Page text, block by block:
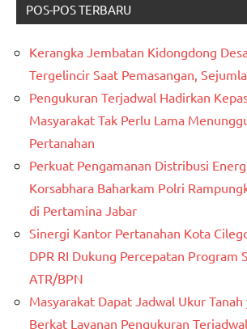
POS-POS TERBARU
Kerangka Jembatan Kidongdong
Tergelincir Saat Pemasangan,
Pengukuran Terjadwal Hadirkan
Masyarakat Tak Perlu Lama
Pertanahan
Perkuat Pengamanan Distribusi
Korsabhara Baharkam Polri
di Pertamina Jabar
Sinergi Kantor Pertanahan Kota
DPR RI Dukung Percepatan Program
ATR/BPN
Masyarakat Dapat Jadwal Ukur
Berkat Layanan Pengukuran Terjadwal